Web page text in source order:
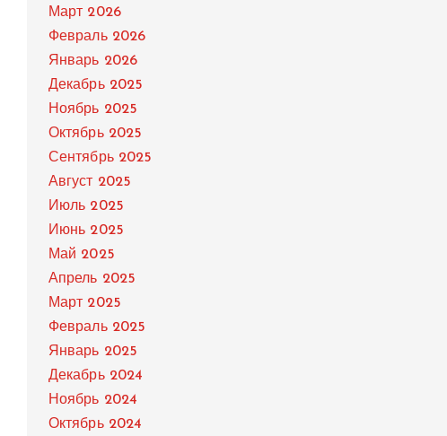
Март 2026
Февраль 2026
Январь 2026
Декабрь 2025
Ноябрь 2025
Октябрь 2025
Сентябрь 2025
Август 2025
Июль 2025
Июнь 2025
Май 2025
Апрель 2025
Март 2025
Февраль 2025
Январь 2025
Декабрь 2024
Ноябрь 2024
Октябрь 2024